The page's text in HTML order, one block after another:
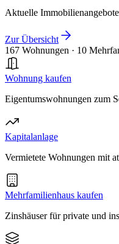
Aktuelle
Zur Übersicht
167 Wohnungen · 10
Wohnung kaufen
Eigentumswohnungen zum
Kapitalanlage
Vermietete Wohnungen mit
Mehrfamilienhaus kaufen
Zinshäuser für private und